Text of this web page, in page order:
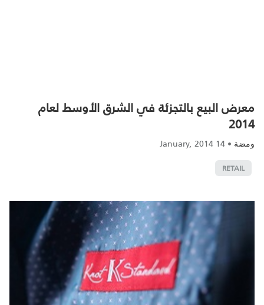
معرض البيع بالتجزئة في الشرق الأوسط لعام
2014
ومضة •
14 January, 2014
RETAIL